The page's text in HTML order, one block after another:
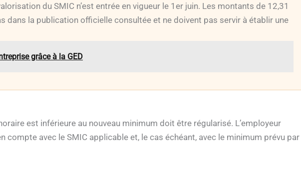
du SMIC n’est entrée en vigueur le 1er juin. Les montants de 12,31
dans la publication officielle consultée et ne doivent pas servir à établir une
grâce à la GED
est inférieure au nouveau minimum doit être régularisé. L’employeur
compte avec le SMIC applicable et, le cas échéant, avec le minimum prévu par